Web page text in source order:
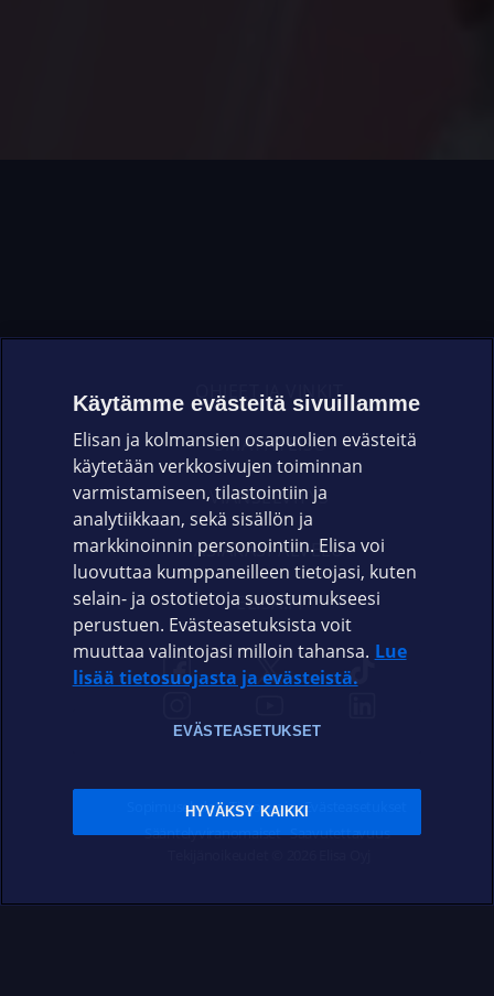
OHJEET JA VINKIT
OMAYHTEISÖ
VIANSELVITYS
ASIAKASPALVELU
ELISA.FI
Sopimusehdot Tietosuoja Evästeasetukset
Sääntelyviranomaiset Saavutettavuus
Käytämme evästeitä sivuillamme
Elisan ja kolmansien osapuolien evästeitä
käytetään verkkosivujen toiminnan
varmistamiseen, tilastointiin ja
analytiikkaan, sekä sisällön ja
markkinoinnin personointiin. Elisa voi
luovuttaa kumppaneilleen tietojasi, kuten
selain- ja ostotietoja suostumukseesi
perustuen. Evästeasetuksista voit
muuttaa valintojasi milloin tahansa. Lue
lisää tietosuojasta ja evästeistä.
EVÄSTEASETUKSET
HYVÄKSY KAIKKI